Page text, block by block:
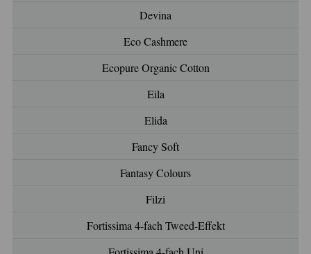
Devina
Eco Cashmere
Ecopure Organic Cotton
Eila
Elida
Fancy Soft
Fantasy Colours
Filzi
Fortissima 4-fach Tweed-Effekt